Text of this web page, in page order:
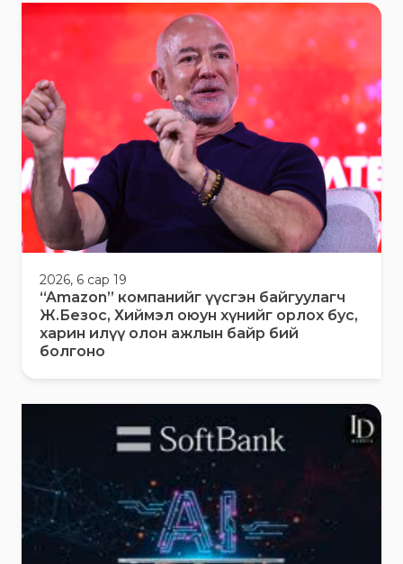
2026, 6 сар 19
“Amazon” компанийг үүсгэн байгуулагч
Ж.Безос, Хиймэл оюун хүнийг орлох бус,
харин илүү олон ажлын байр бий
болгоно